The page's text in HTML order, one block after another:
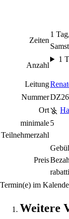
Zeiten
1
Anzahl
1
Leitung
Nummer
Ort
minimale
Teilnehmerzahl
5
Preis
Termin(e) im
Weitere